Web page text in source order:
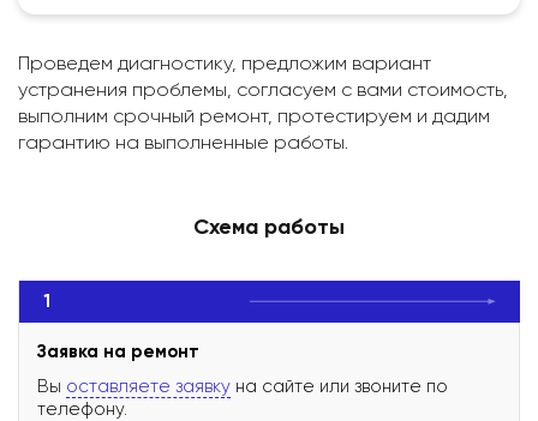
Проведем диагностику, предложим вариант
устранения проблемы, согласуем с вами стоимость,
выполним срочный ремонт, протестируем и дадим
гарантию на выполненные работы.
Схема работы
1
Заявка на ремонт
Вы оставляете заявку на сайте или звоните по
телефону.